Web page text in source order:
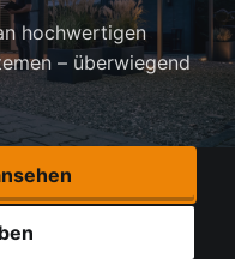
hochwertigen
– überwiegend